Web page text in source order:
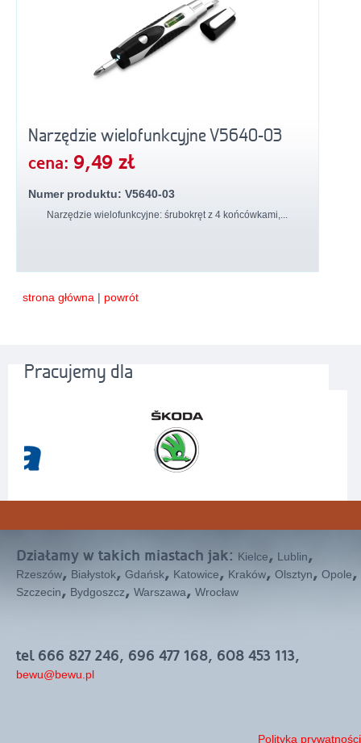
Narzędzie wielofunkcyjne V5640-03
cena: 9,49 zł
Numer produktu: V5640-03
Narzędzie wielofunkcyjne: śrubokręt z 4 końcówkami,...
strona główna | powrót
Pracujemy dla
Działamy w takich miastach jak: Kielce, Lublin,
Rzeszów, Białystok, Gdańsk, Katowice, Kraków, Olsztyn, Opole,
Szczecin, Bydgoszcz, Warszawa, Wrocław
tel 666 827 246, 696 477 168, 608 453 113,
bewu@bewu.pl
Polityka prywatności